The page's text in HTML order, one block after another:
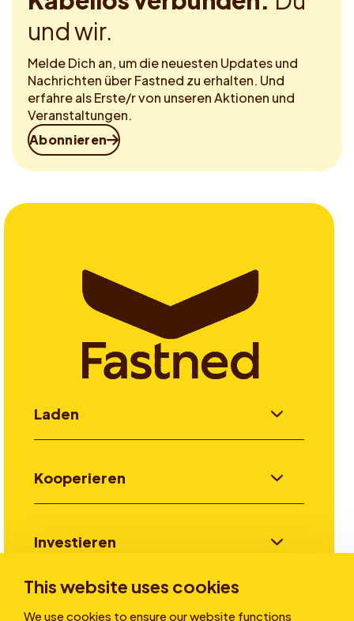
This website uses cookies
We use cookies to ensure our website functions
und wir.
Melde Dich an, um die neuesten Updates und
Nachrichten über Fastned zu erhalten. Und
erfahre als Erste/r von unseren Aktionen und
Veranstaltungen.
Abonnieren
Laden
Kooperieren
Investieren